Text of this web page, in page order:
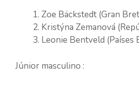
Zoe Bäckstedt (Gran
Kristýna Zemanová
Leonie Bentveld (Países
Júnior masculino :